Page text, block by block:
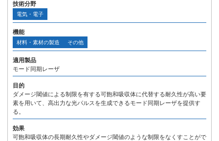
技術分野
電気・電子
機能
材料・素材の製造 その他
適用製品
モード同期レーザ
目的
ダメージ閾値による制限を有する可飽和吸収体に代替する耐久性が高い要
素を用いて、高出力な光パルスを生成できるモード同期レーザを提供す
る。
効果
可飽和吸収体の長期耐久性やダメージ閾値のような制限をなくすことがで